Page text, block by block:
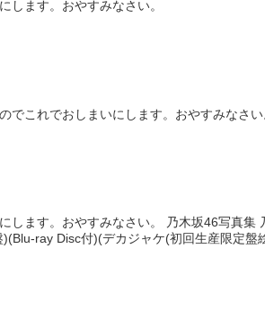
します。おやすみなさい。
でこれでおしまいにします。おやすみなさい
します。おやすみなさい。 乃木坂46写真
ray Disc付)(デカジャケ(初回生産限定盤